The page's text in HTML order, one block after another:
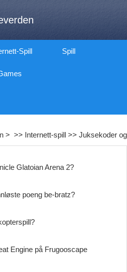
Spill Spill
> >> Internett-spill >> Juksekoder
Glatoian Arena 2?
poeng be-bratz?
Engine på Frugooscape